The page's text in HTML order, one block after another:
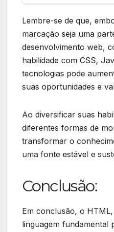
Lembre-se de que,
marcação seja uma
desenvolvimento web,
habilidade com CSS,
tecnologias pode
suas oportunidades e
Ao diversificar suas
diferentes formas de
transformar o
uma fonte estável e
Conclusão:
Em conclusão, o
linguagem fundamental